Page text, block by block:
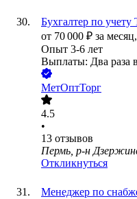
Бухгалтер по
от 70 000 ₽ за месяц,
Опыт 3-6 лет
Выплаты: Два раза
МетОптТорг
4.5
•
13 отзывов
Пермь, р-н
Откликнуться
Менеджер по